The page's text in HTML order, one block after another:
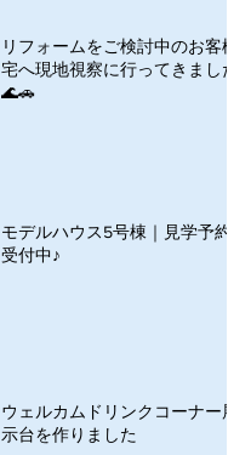
リフォームをご検討中のお客様
宅へ現地視察に行ってきました
🌊🚗
モデルハウス5号棟｜見学予約
受付中♪
ウェルカムドリンクコーナー展
示台を作りました